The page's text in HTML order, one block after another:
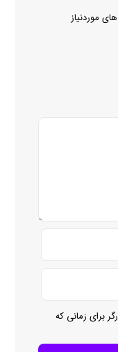
موردنیاز
برای زمانی که